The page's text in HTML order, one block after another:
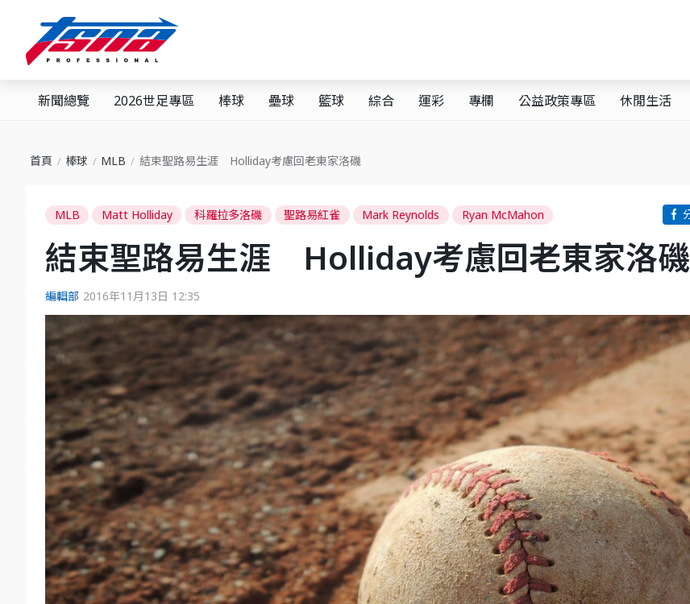
新聞總覽 2026世足專區 棒球 壘球 籃球 綜合 運彩 專欄 公益政策專區 休閒生活
首頁 棒球 MLB 結束聖路易生涯 Holliday考慮回老東家洛磯
MLB Matt Holliday 科羅拉多洛磯 聖路易紅雀 Mark Reynolds Ryan McMahon
結束聖路易生涯 Holliday考慮回老東家洛磯
編輯部 2016年11月13日 12:35